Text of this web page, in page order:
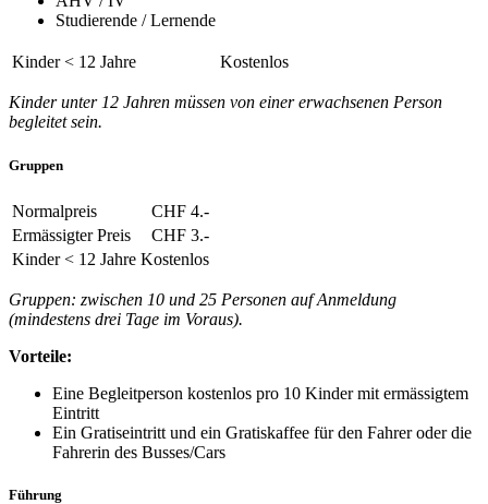
Studierende / Lernende
Kinder < 12 Jahre Kostenlos
Kinder unter 12 Jahren müssen von einer erwachsenen Person
begleitet sein.
Gruppen
Normalpreis
CHF 4.-
Ermässigter Preis
CHF 3.-
Kinder < 12 Jahre Kostenlos
Gruppen: zwischen 10 und 25 Personen auf Anmeldung
(mindestens drei Tage im Voraus).
Vorteile:
Eine Begleitperson kostenlos pro 10 Kinder mit ermässigtem
Eintritt
Ein Gratiseintritt und ein Gratiskaffee für den Fahrer oder die
Fahrerin des Busses/Cars
Führung